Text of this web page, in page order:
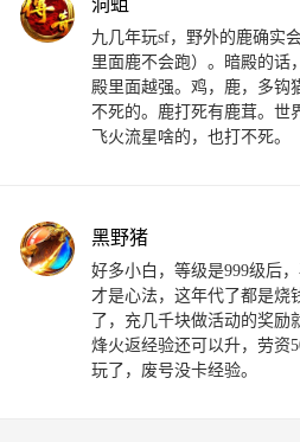
九几年玩sf，野外的鹿确实
里面鹿不会跑）。暗殿的话
殿里面越强。鸡，鹿，多钩
不死的。鹿打死有鹿茸。世
飞火流星啥的，也打不死。
黑野猪
好多小白，等级是999级后
才是心法，这年代了都是烧
了，充几千块做活动的奖励
烽火返经验还可以升，劳资
玩了，废号没卡经验。